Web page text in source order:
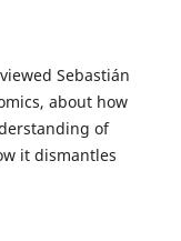
Sebastián
about how
of
it dismantles